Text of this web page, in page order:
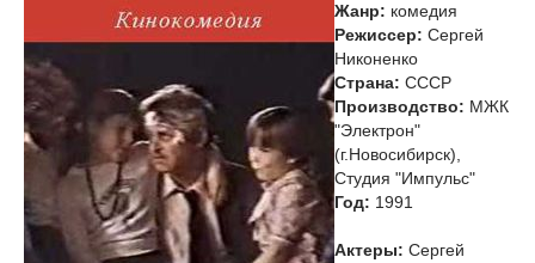
Жанр: комедия
Режиссер: Сергей
Никоненко
Страна: СССР
Производство: МЖК
"Электрон"
(г.Новосибирск),
Студия "Импульс"
Год: 1991
Актеры: Сергей